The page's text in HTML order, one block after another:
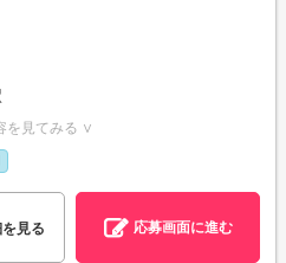
を見てみる ∨
見る 応募画面に進む